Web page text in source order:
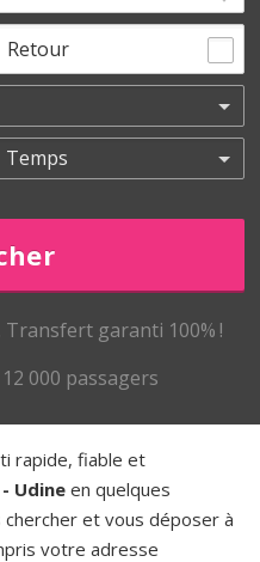
Retour
Transfert garanti 100% !
000 passagers
rapide, fiable et
Udine en quelques
et vous déposer à
votre adresse